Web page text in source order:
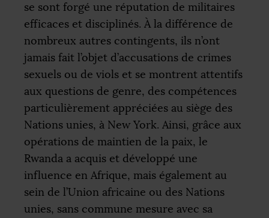
se sont forgé une réputation de militaires
efficaces et disciplinés. À la différence de
nombreux autres contingents, ils n’ont
jamais fait l’objet d’accusations de crimes
sexuels ou de viols et se montrent attentifs
aux questions de genre, des compétences
particulièrement appréciées au siège des
Nations unies, à New York. Ainsi, grâce aux
opérations de maintien de la paix, le
Rwanda a acquis et développé une
influence en Afrique, mais également au
sein de l’Union africaine ou des Nations
unies, sans commune mesure avec sa